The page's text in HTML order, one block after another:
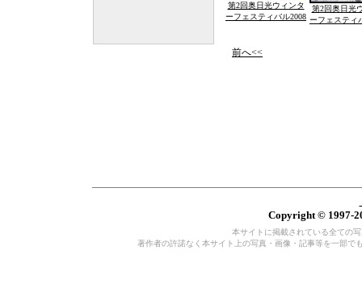
第2回奥日光ウィンタ
ーフェスティバル2008
第2回奥日光
ーフェスティ
前へ<<
Copyright © 1997-
本サイトに掲載されている全ての
著作者の許諾なく本サイト上の写真・画像・記事等を一部で